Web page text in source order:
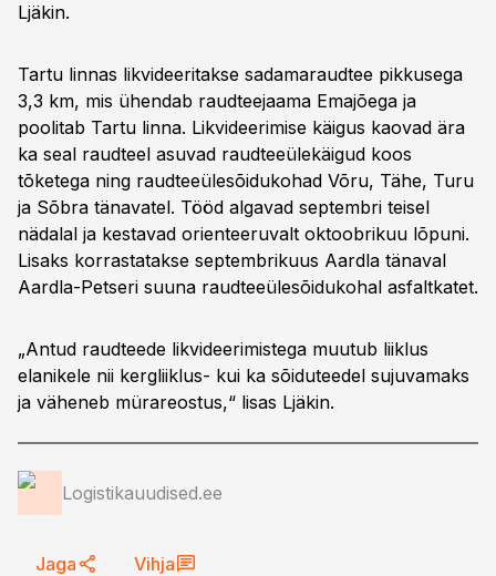
Ljäkin.
Tartu linnas likvideeritakse sadamaraudtee pikkusega
3,3 km, mis ühendab raudteejaama Emajõega ja
poolitab Tartu linna. Likvideerimise käigus kaovad ära
ka seal raudteel asuvad raudteeülekäigud koos
tõketega ning raudteeülesõidukohad Võru, Tähe, Turu
ja Sõbra tänavatel. Tööd algavad septembri teisel
nädalal ja kestavad orienteeruvalt oktoobrikuu lõpuni.
Lisaks korrastatakse septembrikuus Aardla tänaval
Aardla-Petseri suuna raudteeülesõidukohal asfaltkatet.
„Antud raudteede likvideerimistega muutub liiklus
elanikele nii kergliiklus- kui ka sõiduteedel sujuvamaks
ja väheneb mürareostus,“ lisas Ljäkin.
Logistikauudised.ee
Jaga Vihja